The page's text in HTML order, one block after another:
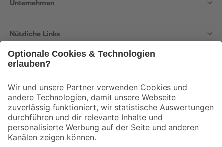
Unternehmen
Nützliche Links
Der toom Newsletter: Keine Angebote und Aktionen mehr verpassen!
Zur Newsletter Anmeldung
Folge uns